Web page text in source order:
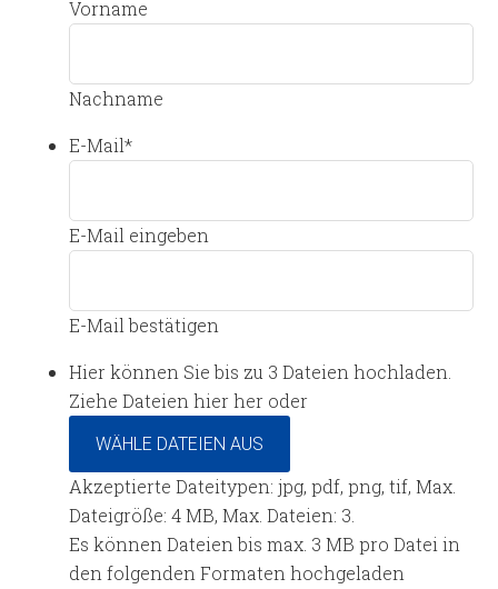
Vorname
Nachname
E-Mail*
E-Mail eingeben
E-Mail bestätigen
Hier können Sie bis zu 3 Dateien hochladen.
Ziehe Dateien hier her oder
WÄHLE DATEIEN AUS
Akzeptierte Dateitypen: jpg, pdf, png, tif, Max.
Dateigröße: 4 MB, Max. Dateien: 3.
Es können Dateien bis max. 3 MB pro Datei in
den folgenden Formaten hochgeladen